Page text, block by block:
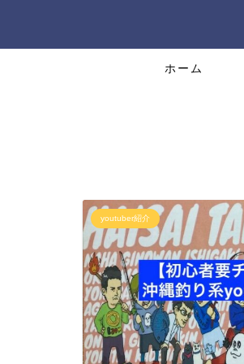
ホーム
youtuber紹介